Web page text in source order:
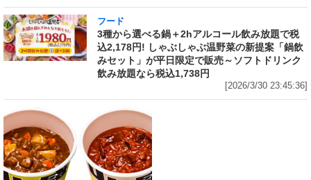
フード
3種から選べる鍋＋2hアルコール飲み放題で税
込2,178円! しゃぶしゃぶ温野菜の新提案「鍋飲
みセット」が平日限定で販売～ソフトドリンク
飲み放題なら税込1,738円
[2026/3/30 23:45:36]